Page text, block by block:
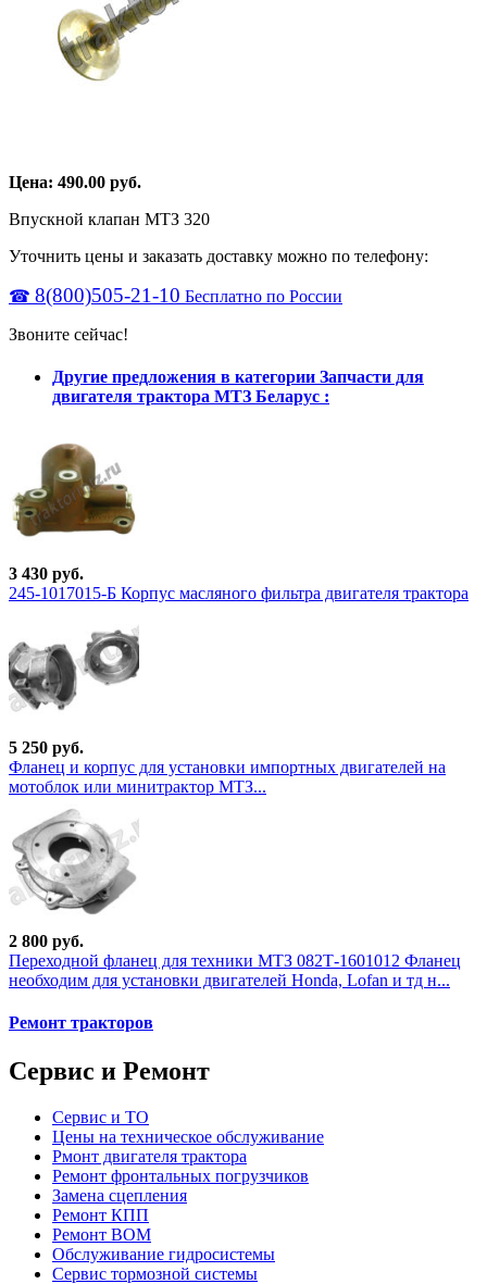
Цена: 490.00 руб.
Впускной клапан МТЗ 320
Уточнить цены и заказать доставку можно по телефону:
☎ 8(800)505-21-10 Бесплатно по России
Звоните сейчас!
Другие предложения в категории Запчасти для
двигателя трактора МТЗ Беларус :
3 430 руб.
245-1017015-Б Корпус масляного фильтра двигателя трактора
5 250 руб.
Фланец и корпус для установки импортных двигателей на
мотоблок или минитрактор МТЗ...
2 800 руб.
Переходной фланец для техники МТЗ 082Т-1601012 Фланец
необходим для установки двигателей Honda, Lofan и тд н...
Ремонт тракторов
Сервис и Ремонт
Сервис и ТО
Цены на техническое обслуживание
Рмонт двигателя трактора
Ремонт фронтальных погрузчиков
Замена сцепления
Ремонт КПП
Ремонт ВОМ
Обслуживание гидросистемы
Сервис тормозной системы